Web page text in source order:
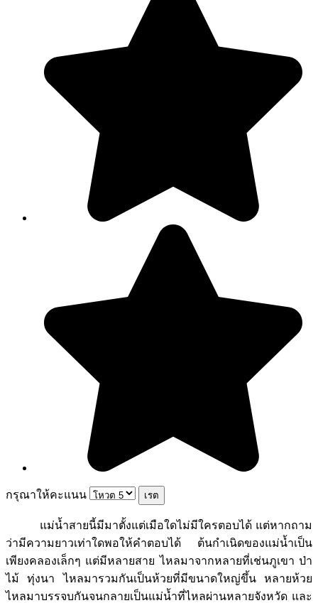
กรุณาให้คะแนน
แม่น้ำสายนี้มีมาตั้งแต่เมือใดไม่มีใครตอบได้ แต่หากถาม
ว่ามีความยาวเท่าใดพอให้คำตอบได้ ต้นกำเนิดของแม่น้ำเป็น
เพียงคลองเล็กๆ แต่มีหลายสาย ไหลมาจากหลายที่เช่นภูเขา ป่า
ไม้ ทุ่งนา ไหลมารวมกันเป็นห้วยที่มีขนาดใหญ่ขึ้น หลายห้วย
ไหลมาบรรจบกันจนกลายเป็นแม่น้ำที่ไหลผ่านหลายจังหวัด และ